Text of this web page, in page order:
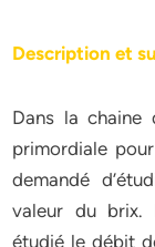
Description et
Dans la chaine
primordiale
demandé
valeur du brix.
étudié le débit